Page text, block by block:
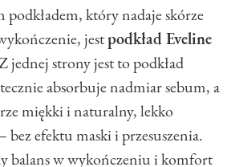
który nadaje skórze
jestpodkład Eveline
jednej strony jest to podkład
absorbuje nadmiar sebum, a
miękki i naturalny, lekko
efektu maski i przesuszenia.
balans w wykończeniu i komfort